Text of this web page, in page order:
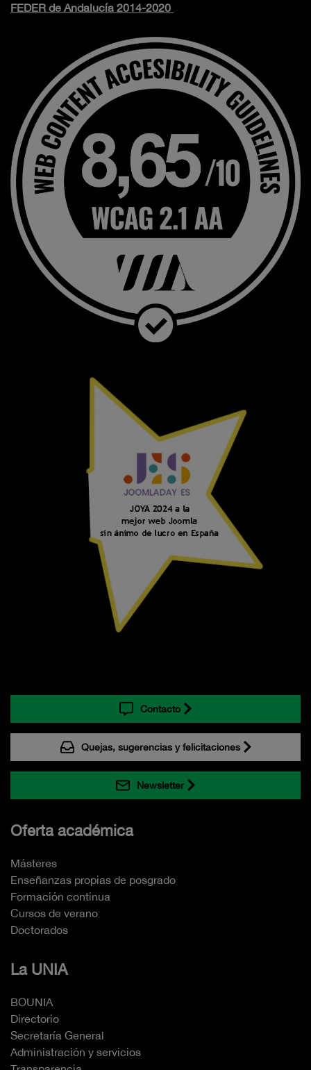
FEDER de Andalucía 2014-2020
Contacto
Quejas, sugerencias y felicitaciones
Newsletter
Oferta académica
Másteres
Enseñanzas propias de posgrado
Formación continua
Cursos de verano
Doctorados
La UNIA
BOUNIA
Directorio
Secretaría General
Administración y servicios